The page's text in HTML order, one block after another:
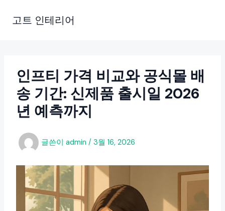
고트 인테리어
인프티 가격 비교와 공식몰 배
송 기간: 신제품 출시일 2026
년 예측까지
글쓴이 admin / 3월 16, 2026